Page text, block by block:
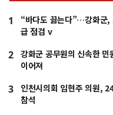
1
“바다도 끓는다”…강화군,
급 점검 v
2
강화군 공무원의 신속한
이어져
3
인천시의회 임현주 의원,
참석